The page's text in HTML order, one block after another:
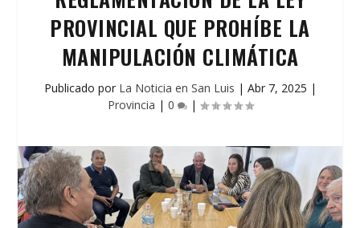
PROVINCIAL QUE PROHÍBE LA
MANIPULACIÓN CLIMÁTICA
Publicado por La Noticia en San Luis | Abr 7, 2025 |
Provincia | 0 |